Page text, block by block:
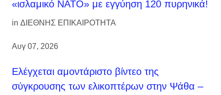
«ισλαμικό ΝΑΤΟ» με εγγύηση 120 πυρηνικά!
in ΔΙΕΘΝΗΣ ΕΠΙΚΑΙΡΟΤΗΤΑ
Αυγ 07, 2026
Ελέγχεται αμοντάριστο βίντεο της
σύγκρουσης των ελικοπτέρων στην Ψάθα –